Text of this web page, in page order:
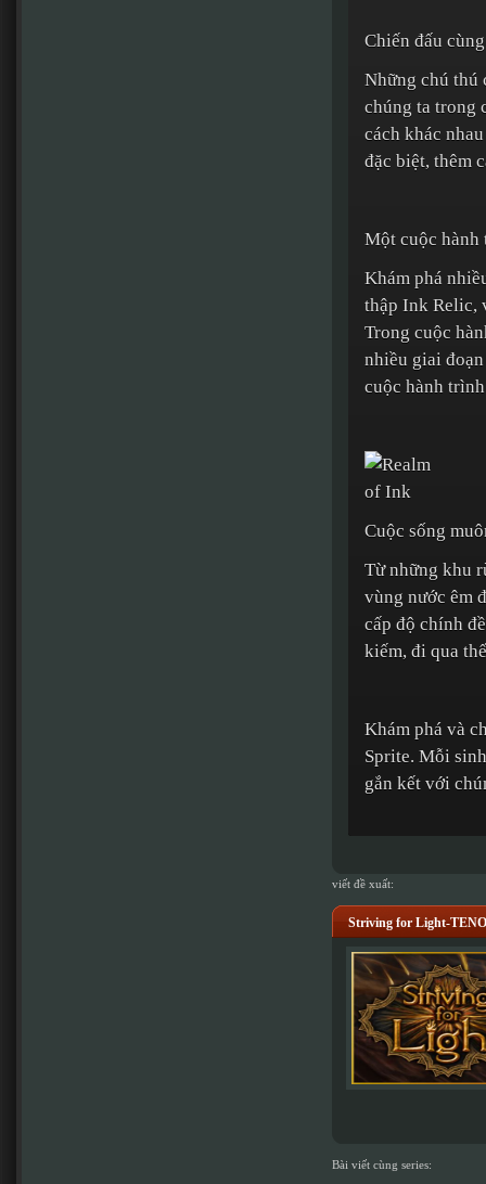
Chiến đấu
Những chú thú
chúng ta trong
cách khác
đặc biệt, thêm
Một cuộc hành
Khám phá
thập Ink Relic,
Trong cuộc
nhiều giai
cuộc hành
Cuộc sống
Từ những khu
vùng nước êm
cấp độ chính
kiếm, đi qua
Khám phá và
Sprite. Mỗi
gắn kết với
viết đề xuất:
Striving for Light-
Bài viết cùng series: